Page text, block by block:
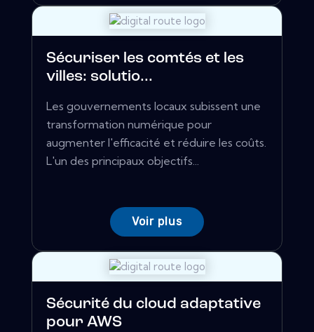
Sécuriser les comtés et les
villes: solutio...
Les gouvernements locaux subissent une
transformation numérique pour
augmenter l'efficacité et réduire les coûts.
L'un des principaux objectifs...
Voir plus
Sécurité du cloud adaptative
pour AWS